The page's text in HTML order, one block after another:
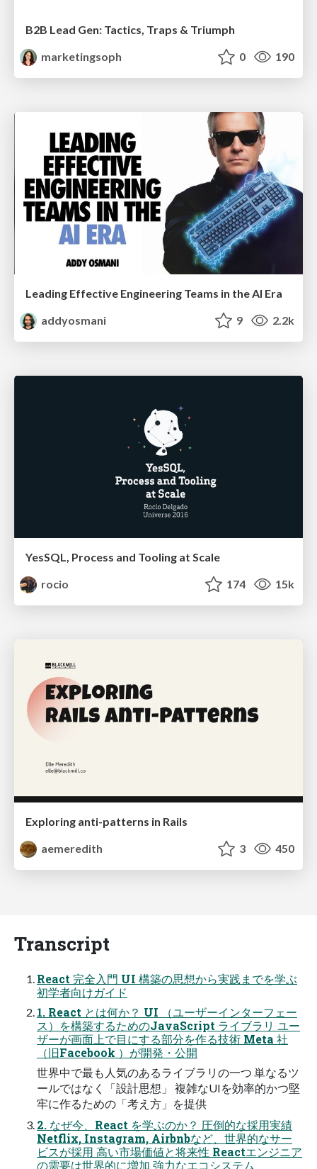
B2B Lead Gen: Tactics, Traps & Triumph
marketingsoph
0 190
Leading Effective Engineering Teams in the AI Era
addyosmani
9 2.2k
YesSQL, Process and Tooling at Scale
rocio
174 15k
Exploring anti-patterns in Rails
aemeredith
3 450
Transcript
React 完全入門 UI 構築の思想から実践までを学ぶ
初学者向けガイド
1. React とは何か？ UI （ユーザーインターフェー
ス）を構築するためのJavaScript ライブラリ ユー
ザーが画面上で目にする部分を作る技術 Meta 社
（旧Facebook ）が開発・公開
世界中で最も人気のあるライブラリの一つ 単なるツ
ールではなく「設計思想」 複雑なUIを効率的かつ堅
牢に作るための「考え方」を提供
2. なぜ今、React を学ぶのか？ 圧倒的な採用実績
Netflix, Instagram, Airbnbなど、世界的なサー
ビスが採用 高い市場価値と将来性 Reactエンジニア
の需要は世界的に増加 強力なエコシステム